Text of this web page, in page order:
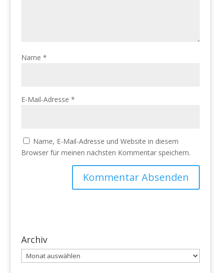
Name *
E-Mail-Adresse *
Name, E-Mail-Adresse und Website in diesem
Browser für meinen nächsten Kommentar speichern.
Archiv
Archiv